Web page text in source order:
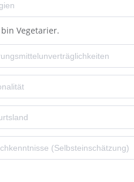
Vegetarier.